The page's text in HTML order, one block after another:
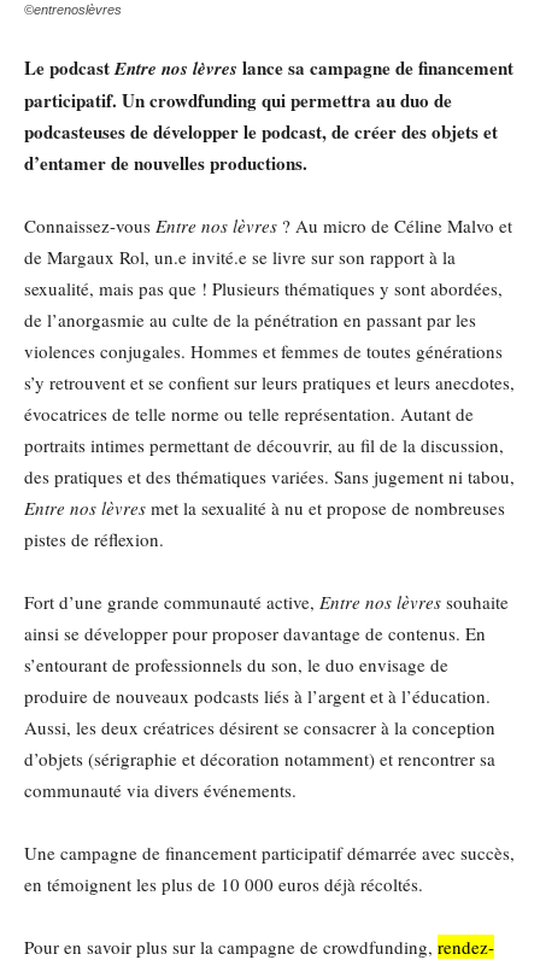
©entrenoslèvres
Le podcastEntre nos lèvres lance sa campagne de financement
participatif. Un crowdfunding qui permettra au duo de
podcasteuses de développer le podcast, de créer des objets et
d’entamer de nouvelles productions.
Connaissez-vous Entre nos lèvres ? Au micro de Céline Malvo et
de Margaux Rol, un.e invité.e se livre sur son rapport à la
sexualité, mais pas que ! Plusieurs thématiques y sont abordées,
de l’anorgasmie au culte de la pénétration en passant par les
violences conjugales. Hommes et femmes de toutes générations
s’y retrouvent et se confient sur leurs pratiques et leurs anecdotes,
évocatrices de telle norme ou telle représentation. Autant de
portraits intimes permettant de découvrir, au fil de la discussion,
des pratiques et des thématiques variées. Sans jugement ni tabou,
Entre nos lèvres met la sexualité à nu et propose de nombreuses
pistes de réflexion.
Fort d’une grande communauté active, Entre nos lèvres souhaite
ainsi se développer pour proposer davantage de contenus. En
s’entourant de professionnels du son, le duo envisage de
produire de nouveaux podcasts liés à l’argent et à l’éducation.
Aussi, les deux créatrices désirent se consacrer à la conception
d’objets (sérigraphie et décoration notamment) et rencontrer sa
communauté via divers événements.
Une campagne de financement participatif démarrée avec succès,
en témoignent les plus de 10 000 euros déjà récoltés.
Pour en savoir plus sur la campagne de crowdfunding, rendez-